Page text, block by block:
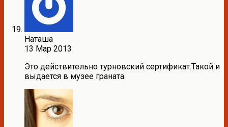
Наташа
13 Мар 2013
Это действительно турновский сертификат.Такой и
выдается в музее граната.